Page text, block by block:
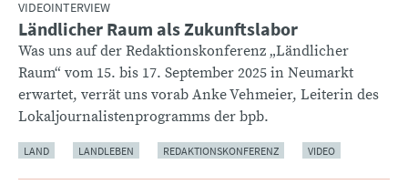
VIDEOINTERVIEW
:Ländlicher Raum als Zukunftslabor
Was uns auf der Redaktionskonferenz „Ländlicher
Raum“ vom 15. bis 17. September 2025 in Neumarkt
erwartet, verrät uns vorab Anke Vehmeier, Leiterin des
Lokaljournalistenprogramms der bpb.
LAND LANDLEBEN REDAKTIONSKONFERENZ VIDEO